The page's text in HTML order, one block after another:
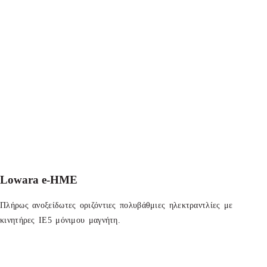
Lowara e-HME
Πλήρως ανοξείδωτες οριζόντιες πολυβάθμιες ηλεκτραντλίες με
κινητήρες IE5 μόνιμου μαγνήτη.